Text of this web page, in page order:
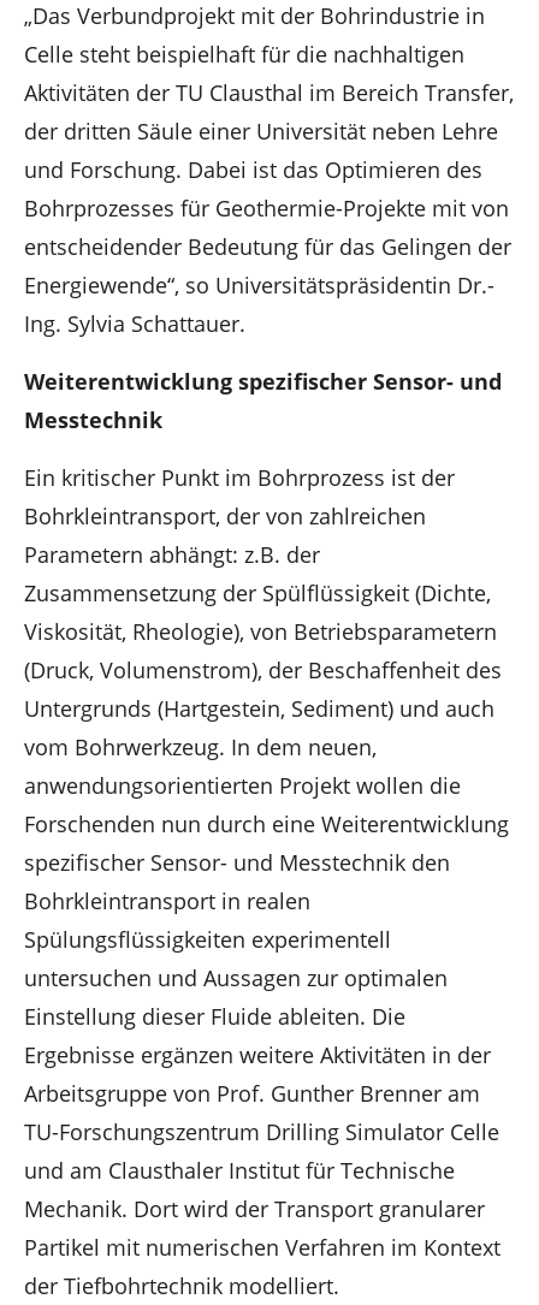
„Das Verbundprojekt mit der Bohrindustrie in
Celle steht beispielhaft für die nachhaltigen
Aktivitäten der TU Clausthal im Bereich Transfer,
der dritten Säule einer Universität neben Lehre
und Forschung. Dabei ist das Optimieren des
Bohrprozesses für Geothermie-Projekte mit von
entscheidender Bedeutung für das Gelingen der
Energiewende“, so Universitätspräsidentin Dr.-
Ing. Sylvia Schattauer.
Weiterentwicklung spezifischer Sensor- und
Messtechnik
Ein kritischer Punkt im Bohrprozess ist der
Bohrkleintransport, der von zahlreichen
Parametern abhängt: z.B. der
Zusammensetzung der Spülflüssigkeit (Dichte,
Viskosität, Rheologie), von Betriebsparametern
(Druck, Volumenstrom), der Beschaffenheit des
Untergrunds (Hartgestein, Sediment) und auch
vom Bohrwerkzeug. In dem neuen,
anwendungsorientierten Projekt wollen die
Forschenden nun durch eine Weiterentwicklung
spezifischer Sensor- und Messtechnik den
Bohrkleintransport in realen
Spülungsflüssigkeiten experimentell
untersuchen und Aussagen zur optimalen
Einstellung dieser Fluide ableiten. Die
Ergebnisse ergänzen weitere Aktivitäten in der
Arbeitsgruppe von Prof. Gunther Brenner am
TU-Forschungszentrum Drilling Simulator Celle
und am Clausthaler Institut für Technische
Mechanik. Dort wird der Transport granularer
Partikel mit numerischen Verfahren im Kontext
der Tiefbohrtechnik modelliert.